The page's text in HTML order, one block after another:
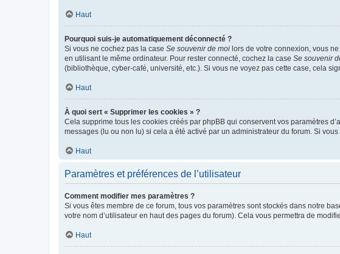
Haut
Pourquoi suis-je automatiquement déconnecté ?
Si vous ne cochez pas la case Se souvenir de moi lors de votre connexion, vous
en utilisant le même ordinateur. Pour rester connecté, cochez la case Se souvenir
(bibliothèque, cyber-café, université, etc.). Si vous ne voyez pas cette case, cela
Haut
À quoi sert « Supprimer les cookies » ?
Cela supprime tous les cookies créés par phpBB qui conservent vos paramètres
messages (lu ou non lu) si cela a été activé par un administrateur du forum. Si
Haut
Paramètres et préférences de l’utilisateur
Comment modifier mes paramètres ?
Si vous êtes membre de ce forum, tous vos paramètres sont stockés dans notre
votre nom d’utilisateur en haut des pages du forum). Cela vous permettra de
Haut